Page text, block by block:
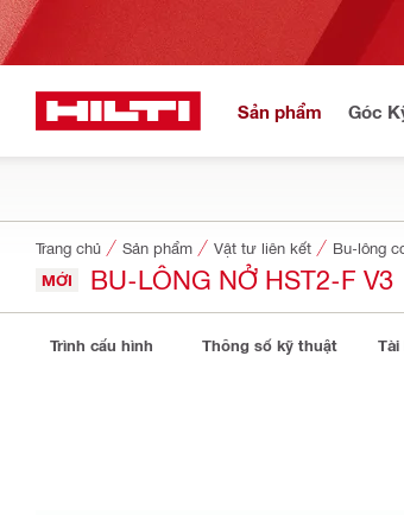
Sản phẩm Góc
Trang chủ Sản phẩm Vật tư liên kết Bu-lông
MỚI BU-LÔNG NỞ HST2-F V3
Trình cấu hình Thông số kỹ thuật Tài